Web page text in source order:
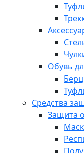
Обувь
Средства
Защита